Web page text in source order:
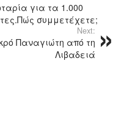
για τα 1.000
συμμετέχετε;
Next:
Παναγιώτη από τη
Λιβαδειά